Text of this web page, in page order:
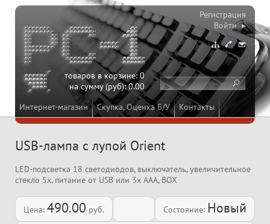
Интернет-магазин Скупка, Оценка Б/У Контакты
товаров в корзине:0
на сумму (руб):0.00
Регистрация
Войти ▸
USB-лампа с лупой Orient
LED-подсветка 18 светодиодов, выключатель, увеличительное
стекло 5x, питание от USB или 3x AAA, BOX
Цена: 490.00 руб. Состояние: Новый